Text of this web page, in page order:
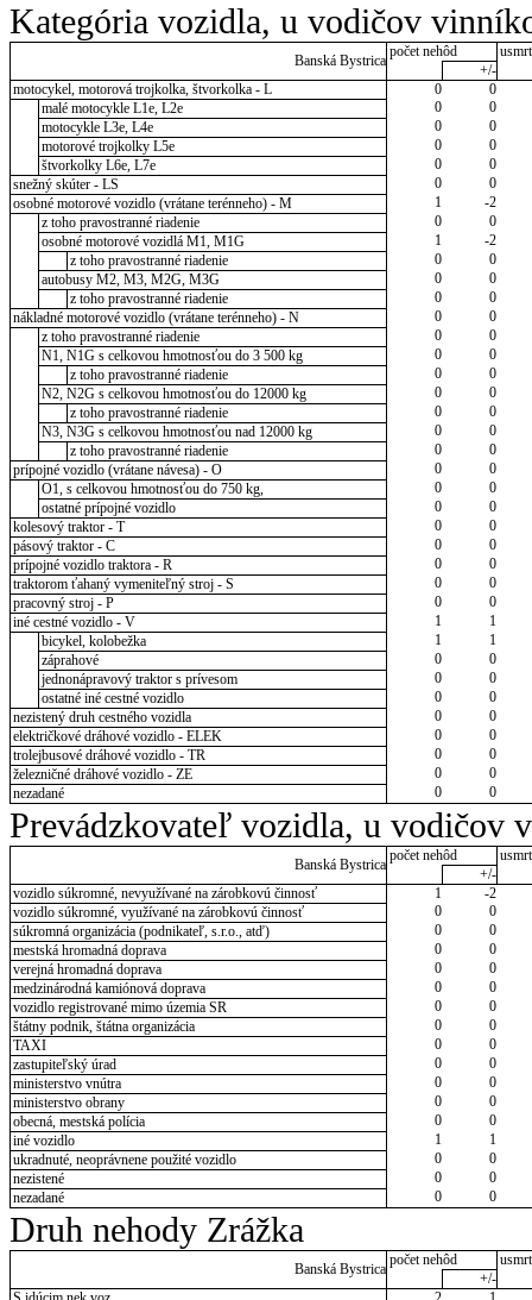
Kategória vozidla, u vodičov
Banská Bystrica
počet nehôd
+/-
motocykel, motorová trojkolka, štvorkolka - L
0
0
malé motocykle L1e, L2e
0
0
motocykle L3e, L4e
0
0
motorové trojkolky L5e
0
0
štvorkolky L6e, L7e
0
0
snežný skúter - LS
0
0
osobné motorové vozidlo (vrátane terénneho) - M
1
-2
z toho pravostranné riadenie
0
0
osobné motorové vozidlá M1, M1G
1
-2
z toho pravostranné riadenie
0
0
autobusy M2, M3, M2G, M3G
0
0
z toho pravostranné riadenie
0
0
nákladné motorové vozidlo (vrátane terénneho) - N
0
0
z toho pravostranné riadenie
0
0
N1, N1G s celkovou hmotnosťou do 3 500 kg
0
0
z toho pravostranné riadenie
0
0
N2, N2G s celkovou hmotnosťou do 12000 kg
0
0
z toho pravostranné riadenie
0
0
N3, N3G s celkovou hmotnosťou nad 12000 kg
0
0
z toho pravostranné riadenie
0
0
prípojné vozidlo (vrátane návesa) - O
0
0
O1, s celkovou hmotnosťou do 750 kg,
0
0
ostatné prípojné vozidlo
0
0
kolesový traktor - T
0
0
pásový traktor - C
0
0
prípojné vozidlo traktora - R
0
0
traktorom ťahaný vymeniteľný stroj - S
0
0
pracovný stroj - P
0
0
iné cestné vozidlo - V
1
1
bicykel, kolobežka
1
1
záprahové
0
0
jednonápravový traktor s prívesom
0
0
ostatné iné cestné vozidlo
0
0
nezistený druh cestného vozidla
0
0
električkové dráhové vozidlo - ELEK
0
0
trolejbusové dráhové vozidlo - TR
0
0
železničné dráhové vozidlo - ZE
0
0
nezadané
0 0
Prevádzkovateľ vozidla, u vodičov
Banská Bystrica
počet nehôd
+/-
vozidlo súkromné, nevyužívané na zárobkovú činnosť
1
-2
vozidlo súkromné, využívané na zárobkovú činnosť
0
0
súkromná organizácia (podnikateľ, s.r.o., atď)
0
0
mestská hromadná doprava
0
0
verejná hromadná doprava
0
0
medzinárodná kamiónová doprava
0
0
vozidlo registrované mimo územia SR
0
0
štátny podnik, štátna organizácia
0
0
TAXI
0
0
zastupiteľský úrad
0
0
ministerstvo vnútra
0
0
ministerstvo obrany
0
0
obecná, mestská polícia
0
0
iné vozidlo
1
1
ukradnuté, neoprávnene použité vozidlo
0
0
nezistené
0
0
nezadané
0 0
Druh nehody Zrážka
Banská Bystrica
počet nehôd
+/-